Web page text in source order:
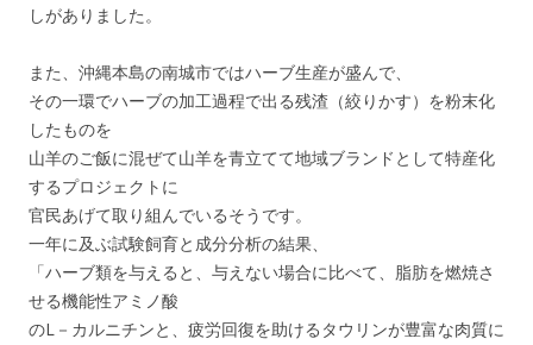
しがありました。
また、沖縄本島の南城市ではハーブ生産が盛んで、
その一環でハーブの加工過程で出る残渣（絞りかす）を粉末化
したものを
山羊のご飯に混ぜて山羊を青立てて地域ブランドとして特産化
するプロジェクトに
官民あげて取り組んでいるそうです。
一年に及ぶ試験飼育と成分分析の結果、
「ハーブ類を与えると、与えない場合に比べて、脂肪を燃焼さ
せる機能性アミノ酸
のL－カルニチンと、疲労回復を助けるタウリンが豊富な肉質に